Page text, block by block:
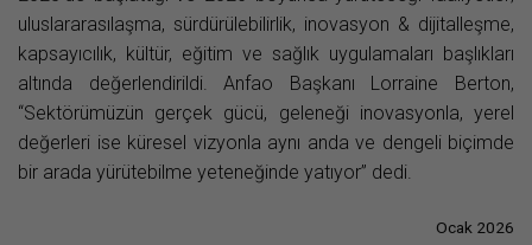
uluslararasılaşma, sürdürülebilirlik, inovasyon & dijitalleşme,
kapsayıcılık, kültür, eğitim ve sağlık uygulamaları başlıkları
altında değerlendirildi. Anfao Başkanı Lorraine Berton,
“Sektörümüzün gerçek gücü, geleneği inovasyonla, yerel
değerleri ise küresel vizyonla aynı anda ve dengeli biçimde
bir arada yürütebilme yeteneğinde yatıyor” dedi.
Ocak 2026